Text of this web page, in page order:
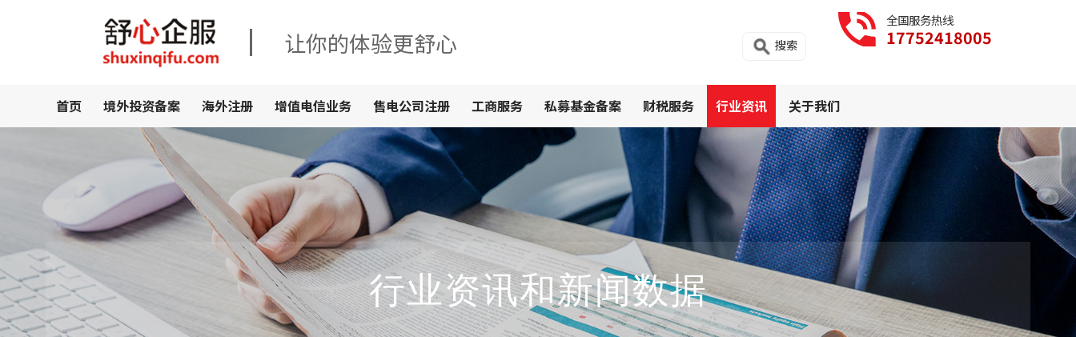
让你的体验更舒心
全国服务热线
17752418005
搜索
首页 境外投资备案 海外注册 增值电信业务 售电公司注册 工商服务 私募基金备案 财税服务 行业资讯 关于我们
行业资讯和新闻数据